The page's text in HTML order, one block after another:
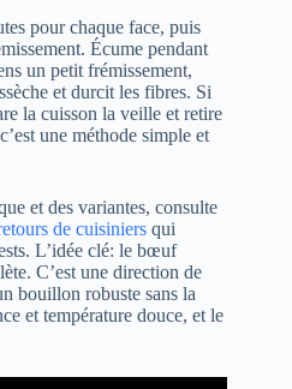
pour chaque face, puis
Écume pendant
un petit frémissement,
et durcit les fibres. Si
la cuisson la veille et retire
une méthode simple et
et des variantes, consulte
de cuisiniers qui
L’idée clé: le bœuf
C’est une direction de
bouillon robuste sans la
et température douce, et le